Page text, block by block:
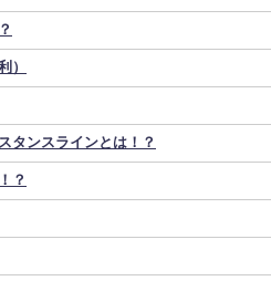
）
タンスラインとは！？
？